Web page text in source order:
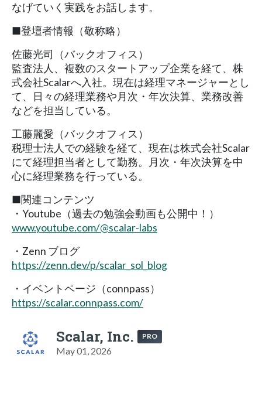
なげていく実践をお話します。
■登壇者情報（敬称略）
佐藤光司（バックオフィス）
監査法人、複数のスタートアップ企業を経て、株
式会社Scalarへ入社。現在は経理マネージャーとし
て、日々の経理業務や月次・年次決算、業務改善
などを担当している。
工藤麗愛（バックオフィス）
税理士法人での経験を経て、現在は株式会社Scalar
にて経理担当者として勤務。月次・年次決算を中
心に経理業務を行っている。
■関連コンテンツ
・Youtube（過去の勉強会動画も公開中！）
www.youtube.com/@scalar-labs
・Zenn ブログ
https://zenn.dev/p/scalar_sol_blog
・イベントページ（connpass）
https://scalar.connpass.com/
Scalar, Inc. PRO
May 01, 2026